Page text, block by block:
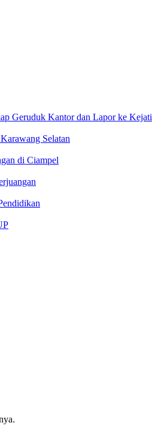
Geruduk Kantor dan Lapor ke Kejati
Selatan
di Ciampel